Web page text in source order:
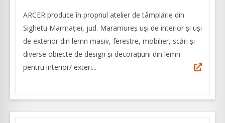
ARCER produce în propriul atelier de tâmplărie din
Sighetu Marmației, jud. Maramureș uși de interior și uși
de exterior din lemn masiv, ferestre, mobilier, scări și
diverse obiecte de design și decorațiuni din lemn
pentru interior/ exteri...